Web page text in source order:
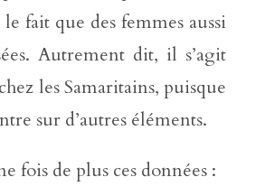
fait que des femmes aussi
Autrement dit, il s’agit
les Samaritains, puisque
sur d’autres éléments.
fois de plus ces données :